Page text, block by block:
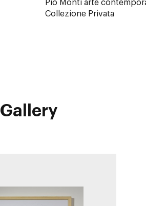
Pio Monti arte
Collezione Privata
Gallery